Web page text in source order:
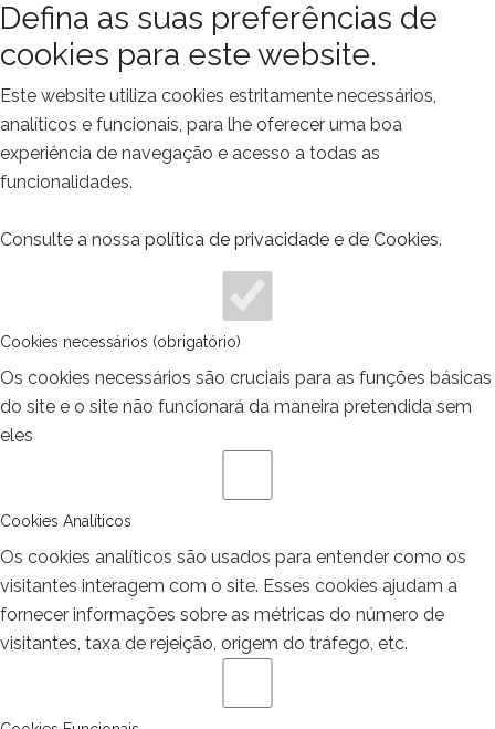
Defina as suas preferências de
cookies para este website.
Este website utiliza cookies estritamente necessários,
analíticos e funcionais, para lhe oferecer uma boa
experiência de navegação e acesso a todas as
funcionalidades.
Consulte a nossa política de privacidade e de Cookies.
Cookies necessários (obrigatório)
Os cookies necessários são cruciais para as funções básicas
do site e o site não funcionará da maneira pretendida sem
eles
Cookies Analíticos
Os cookies analíticos são usados para entender como os
visitantes interagem com o site. Esses cookies ajudam a
fornecer informações sobre as métricas do número de
visitantes, taxa de rejeição, origem do tráfego, etc.